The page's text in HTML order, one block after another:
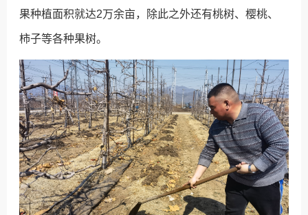
果种植面积就达2万余亩，除此之外还有桃树、樱桃、
柿子等各种果树。